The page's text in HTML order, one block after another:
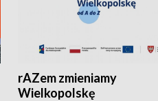
rAZem zmieniamy
Wielkopolskę